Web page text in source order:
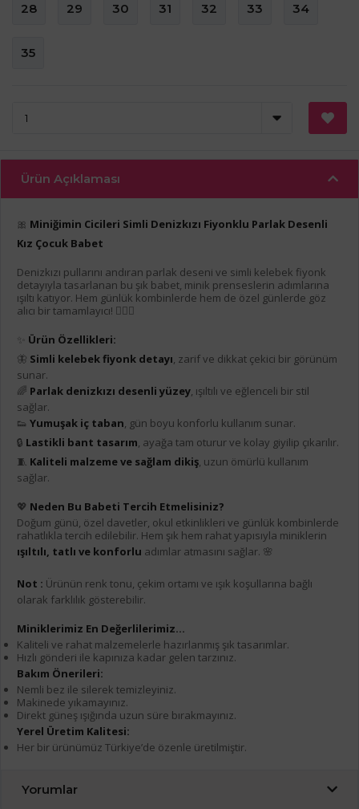
28 29 30 31 32 33 34
35
Ürün Açıklaması
🎀 Miniğimin Cicileri Simli Denizkızı Fiyonklu Parlak Desenli
Kız Çocuk Babet
Denizkızı pullarını andıran parlak deseni ve simli kelebek fiyonk
detayıyla tasarlanan bu şık babet, minik prenseslerin adımlarına
ışıltı katıyor. Hem günlük kombinlerde hem de özel günlerde göz
alıcı bir tamamlayıcı! 🧜‍♀️✨
Ürün Özellikleri:
🦋 Simli kelebek fiyonk detayı, zarif ve dikkat çekici bir görünüm
sunar.
🌈 Parlak denizkızı desenli yüzey, ışıltılı ve eğlenceli bir stil
sağlar.
👟 Yumuşak iç taban, gün boyu konforlu kullanım sunar.
🔒 Lastikli bant tasarım, ayağa tam oturur ve kolay giyilip çıkarılır.
🧵 Kaliteli malzeme ve sağlam dikiş, uzun ömürlü kullanım
sağlar.
💖 Neden Bu Babeti Tercih Etmelisiniz?
Doğum günü, özel davetler, okul etkinlikleri ve günlük kombinlerde
rahatlıkla tercih edilebilir. Hem şık hem rahat yapısıyla miniklerin
ışıltılı, tatlı ve konforlu adımlar atmasını sağlar. 🌸
Not : Ürünün renk tonu, çekim ortamı ve ışık koşullarına bağlı
olarak farklılık gösterebilir.
Miniklerimiz En Değerlilerimiz...
Kaliteli ve rahat malzemelerle hazırlanmış şık tasarımlar.
Hızlı gönderi ile kapınıza kadar gelen tarzınız.
Bakım Önerileri:
Nemli bez ile silerek temizleyiniz.
Makinede yıkamayınız.
Direkt güneş ışığında uzun süre bırakmayınız.
Yerel Üretim Kalitesi:
Her bir ürünümüz Türkiye’de özenle üretilmiştir.
Yorumlar